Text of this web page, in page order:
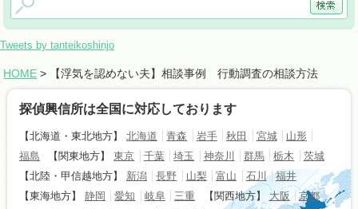
Tweets by tanteikoshinjo
HOME > 【浮気を認めない夫】相談事例 行動調査の相談方法
探偵興信所は全国に対応しております
【北海道・東北地方】 北海道 青森 岩手 秋田 宮城
山形
福島
【関東地方】 東京 千葉 埼玉 神奈川 群馬 栃木
茨城
【北陸・甲信越地方】
新潟 長野 山梨 富山 石川
福井
【東海地方】
静岡 愛知 岐阜 三重 【関西地方】 大阪
京都